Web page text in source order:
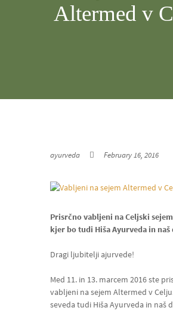
Altermed v
ayurveda February 16, 2016
Prisrčno vabljeni na Celjski
kjer bo tudi Hiša Ayurveda in naš
Dragi ljubitelji ajurvede!
Med 11. in 13. marcem 2016 ste
vabljeni na sejem Altermed v
seveda tudi Hiša Ayurveda in naš